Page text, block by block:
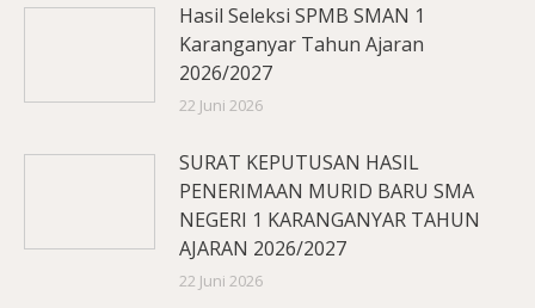
Hasil Seleksi SPMB SMAN 1
Karanganyar Tahun Ajaran
2026/2027
22 Juni 2026
SURAT KEPUTUSAN HASIL
PENERIMAAN MURID BARU SMA
NEGERI 1 KARANGANYAR TAHUN
AJARAN 2026/2027
22 Juni 2026